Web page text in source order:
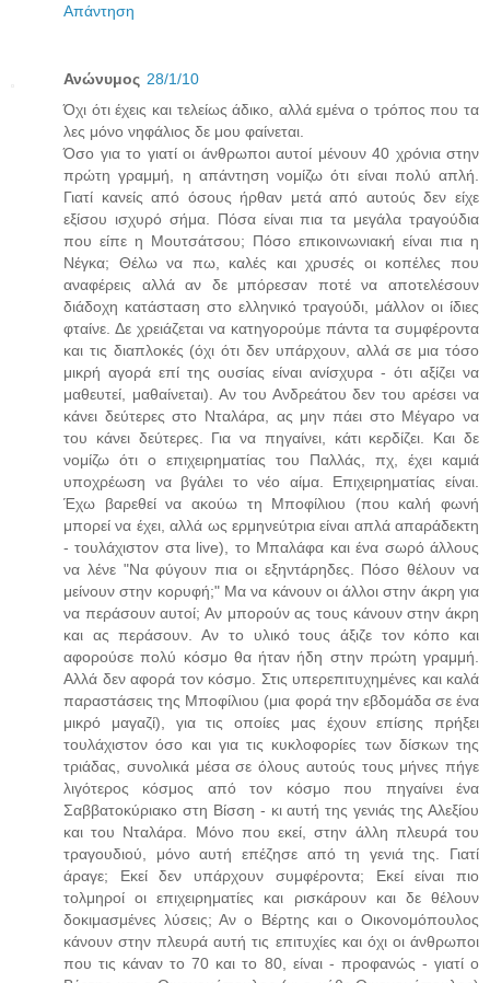
Απάντηση
Ανώνυμος 28/1/10
Όχι ότι έχεις και τελείως άδικο, αλλά εμένα ο τρόπος που τα
λες μόνο νηφάλιος δε μου φαίνεται.
Όσο για το γιατί οι άνθρωποι αυτοί μένουν 40 χρόνια στην
πρώτη γραμμή, η απάντηση νομίζω ότι είναι πολύ απλή.
Γιατί κανείς από όσους ήρθαν μετά από αυτούς δεν είχε
εξίσου ισχυρό σήμα. Πόσα είναι πια τα μεγάλα τραγούδια
που είπε η Μουτσάτσου; Πόσο επικοινωνιακή είναι πια η
Νέγκα; Θέλω να πω, καλές και χρυσές οι κοπέλες που
αναφέρεις αλλά αν δε μπόρεσαν ποτέ να αποτελέσουν
διάδοχη κατάσταση στο ελληνικό τραγούδι, μάλλον οι ίδιες
φταίνε. Δε χρειάζεται να κατηγορούμε πάντα τα συμφέροντα
και τις διαπλοκές (όχι ότι δεν υπάρχουν, αλλά σε μια τόσο
μικρή αγορά επί της ουσίας είναι ανίσχυρα - ότι αξίζει να
μαθευτεί, μαθαίνεται). Αν του Ανδρεάτου δεν του αρέσει να
κάνει δεύτερες στο Νταλάρα, ας μην πάει στο Μέγαρο να
του κάνει δεύτερες. Για να πηγαίνει, κάτι κερδίζει. Και δε
νομίζω ότι ο επιχειρηματίας του Παλλάς, πχ, έχει καμιά
υποχρέωση να βγάλει το νέο αίμα. Επιχειρηματίας είναι.
Έχω βαρεθεί να ακούω τη Μποφίλιου (που καλή φωνή
μπορεί να έχει, αλλά ως ερμηνεύτρια είναι απλά απαράδεκτη
- τουλάχιστον στα live), το Μπαλάφα και ένα σωρό άλλους
να λένε "Να φύγουν πια οι εξηντάρηδες. Πόσο θέλουν να
μείνουν στην κορυφή;" Μα να κάνουν οι άλλοι στην άκρη για
να περάσουν αυτοί; Αν μπορούν ας τους κάνουν στην άκρη
και ας περάσουν. Αν το υλικό τους άξιζε τον κόπο και
αφορούσε πολύ κόσμο θα ήταν ήδη στην πρώτη γραμμή.
Αλλά δεν αφορά τον κόσμο. Στις υπερεπιτυχημένες και καλά
παραστάσεις της Μποφίλιου (μια φορά την εβδομάδα σε ένα
μικρό μαγαζί), για τις οποίες μας έχουν επίσης πρήξει
τουλάχιστον όσο και για τις κυκλοφορίες των δίσκων της
τριάδας, συνολικά μέσα σε όλους αυτούς τους μήνες πήγε
λιγότερος κόσμος από τον κόσμο που πηγαίνει ένα
Σαββατοκύριακο στη Βίσση - κι αυτή της γενιάς της Αλεξίου
και του Νταλάρα. Μόνο που εκεί, στην άλλη πλευρά του
τραγουδιού, μόνο αυτή επέζησε από τη γενιά της. Γιατί
άραγε; Εκεί δεν υπάρχουν συμφέροντα; Εκεί είναι πιο
τολμηροί οι επιχειρηματίες και ρισκάρουν και δε θέλουν
δοκιμασμένες λύσεις; Αν ο Βέρτης και ο Οικονομόπουλος
κάνουν στην πλευρά αυτή τις επιτυχίες και όχι οι άνθρωποι
που τις κάναν το 70 και το 80, είναι - προφανώς - γιατί ο